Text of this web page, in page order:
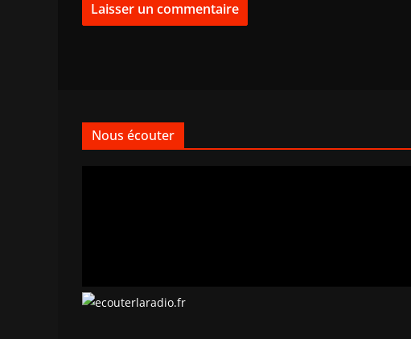
Nous écouter